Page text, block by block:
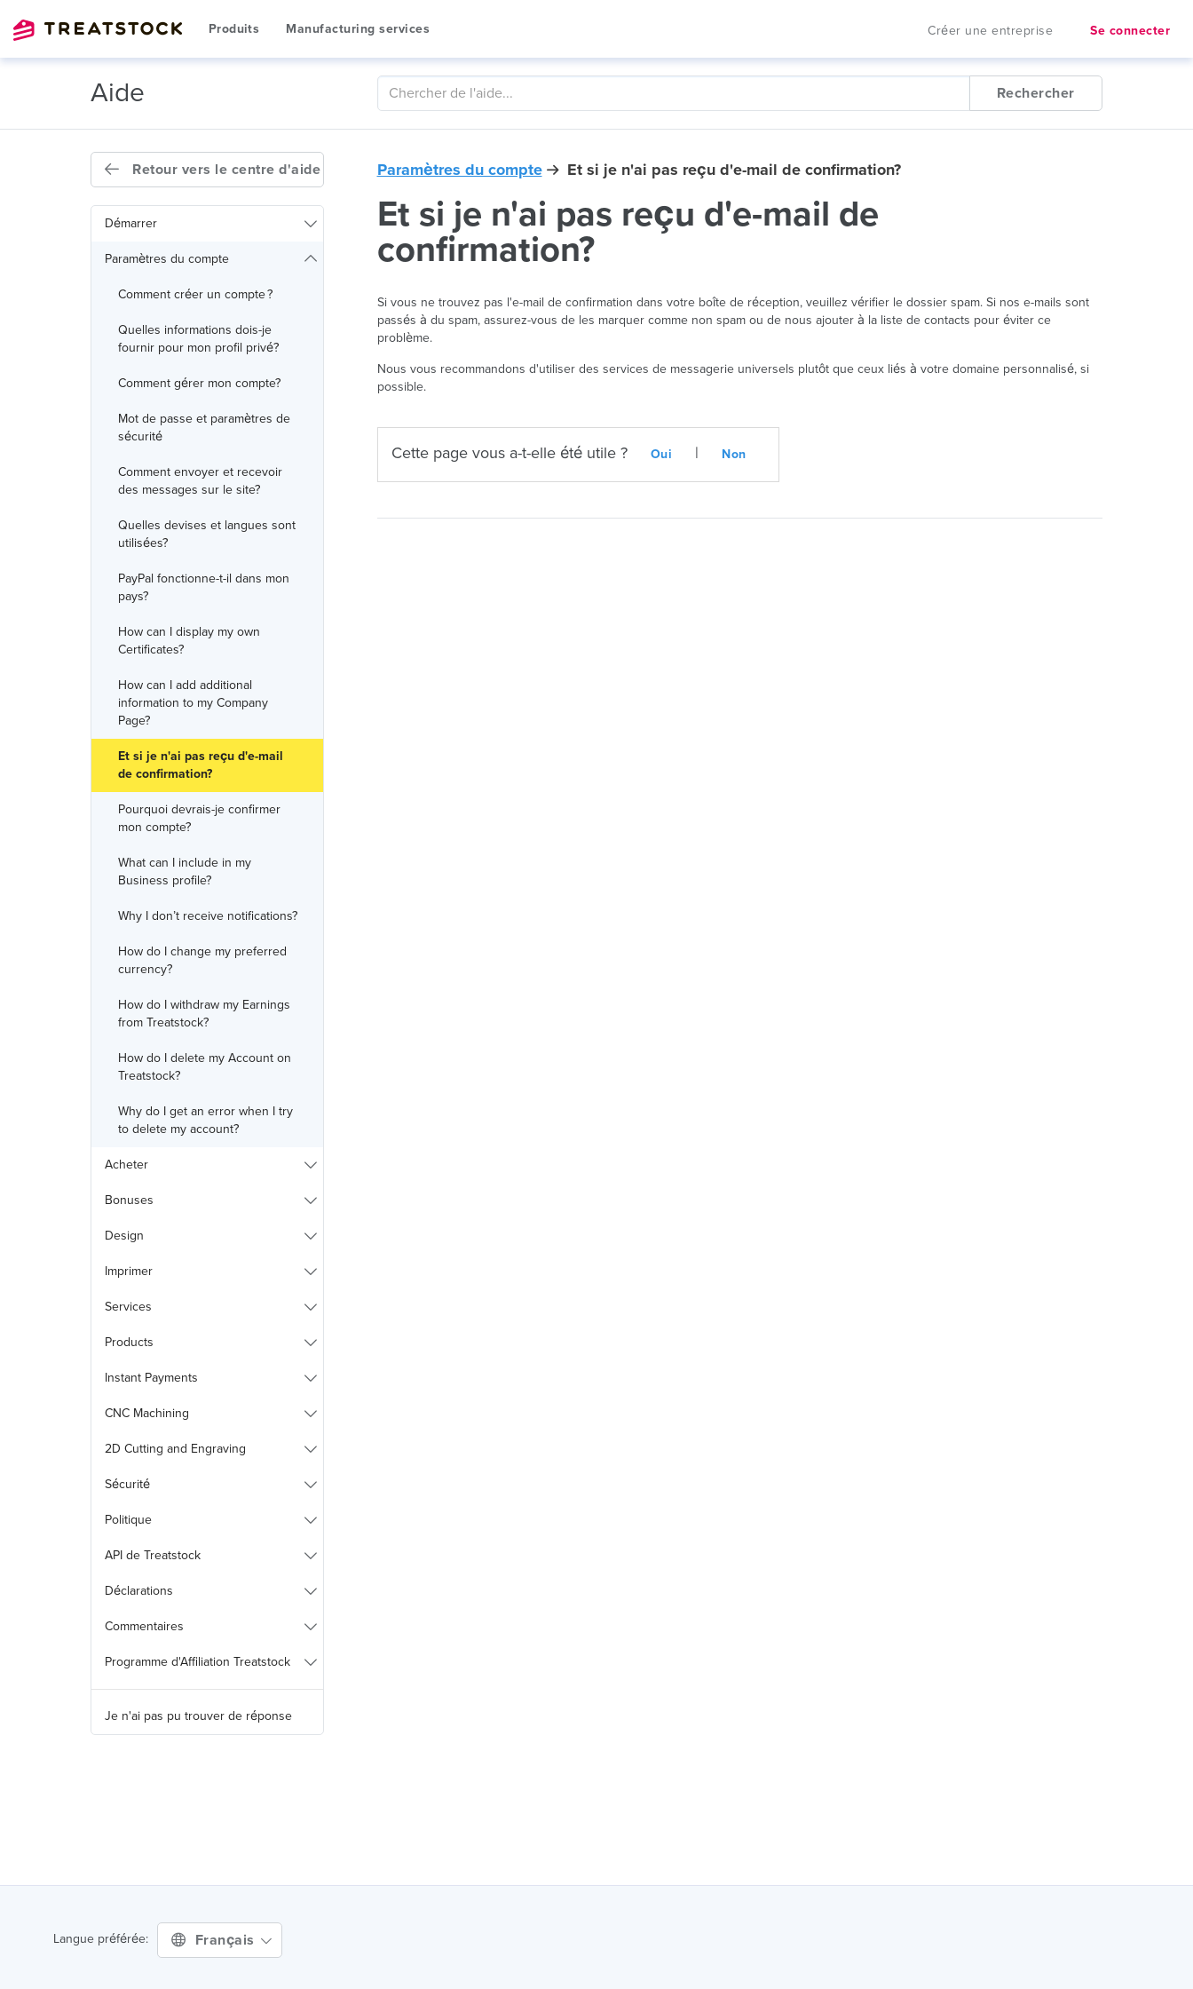
Produits Manufacturing services Créer une entreprise Se connecter
Aide Rechercher
Retour vers le centre d'aide
Démarrer
Paramètres du compte
Comment créer un compte ?
Quelles informations dois-je
fournir pour mon profil privé?
Comment gérer mon compte?
Mot de passe et paramètres de
sécurité
Comment envoyer et recevoir
des messages sur le site?
Quelles devises et langues sont
utilisées?
PayPal fonctionne-t-il dans mon
pays?
How can I display my own
Certificates?
How can I add additional
information to my Company
Page?
Et si je n'ai pas reçu d'e-mail
de confirmation?
Pourquoi devrais-je confirmer
mon compte?
What can I include in my
Business profile?
Why I don’t receive notifications?
How do I change my preferred
currency?
How do I withdraw my Earnings
from Treatstock?
How do I delete my Account on
Treatstock?
Why do I get an error when I try
to delete my account?
Acheter
Bonuses
Design
Imprimer
Services
Products
Instant Payments
CNC Machining
2D Cutting and Engraving
Sécurité
Politique
API de Treatstock
Déclarations
Commentaires
Programme d'Affiliation Treatstock
Je n'ai pas pu trouver de réponse
Paramètres du compte Et si je n'ai pas reçu d'e-mail de confirmation?
Et si je n'ai pas reçu d'e-mail de
confirmation?
Si vous ne trouvez pas l'e-mail de confirmation dans votre boîte de réception, veuillez vérifier le dossier spam. Si nos e-mails sont
passés à du spam, assurez-vous de les marquer comme non spam ou de nous ajouter à la liste de contacts pour éviter ce
problème.
Nous vous recommandons d'utiliser des services de messagerie universels plutôt que ceux liés à votre domaine personnalisé, si
possible.
Cette page vous a-t-elle été utile ? Oui | Non
Langue préférée: Français